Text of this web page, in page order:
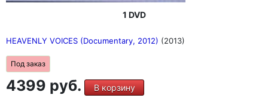
1 DVD
HEAVENLY VOICES (Documentary, 2012) (2013)
Под заказ
4399 руб. В корзину